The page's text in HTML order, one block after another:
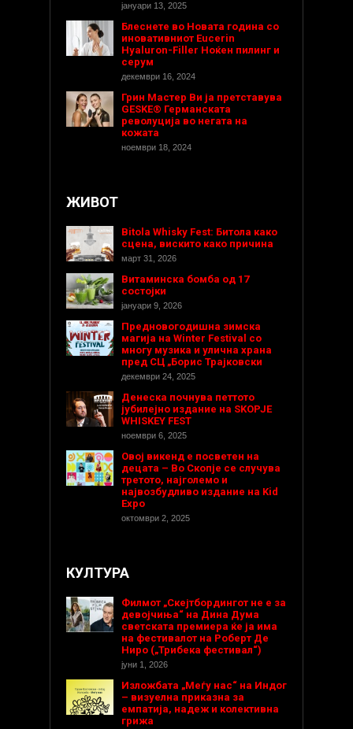
јануари 13, 2025
Блеснете во Новата година со
иновативниот Eucerin
Hyaluron-Filler Ноќен пилинг и
серум
декември 16, 2024
Грин Мастер Ви ја претставува
GESKE® Германската
револуција во негата на
кожата
ноември 18, 2024
ЖИВОТ
Bitola Whisky Fest: Битола како
сцена, вискито како причина
март 31, 2026
Витаминска бомба од 17
состојки
јануари 9, 2026
Предновогодишнa зимска
магија на Winter Festival со
многу музика и улична храна
пред СЦ „Борис Трајковски
декември 24, 2025
Денеска почнува петтото
јубилејно издание на SKOPJE
WHISKEY FEST
ноември 6, 2025
Овој викенд е посветен на
децата – Во Скопје се случува
третото, најголемо и
највозбудливо издание на Kid
Expo
октомври 2, 2025
КУЛТУРА
Филмот „Скејтбордингот не е за
девојчиња“ на Дина Дума
светската премиера ќе ја има
на фестивалот на Роберт Де
Ниро („Трибека фестивал“)
јуни 1, 2026
Изложбата „Меѓу нас“ на Индог
– визуелна приказна за
емпатија, надеж и колективна
грижа